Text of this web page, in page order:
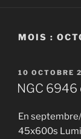
MOIS :
PUBLIÉ
LE
10 OCTOBRE
NGC 6946
En
45x600s